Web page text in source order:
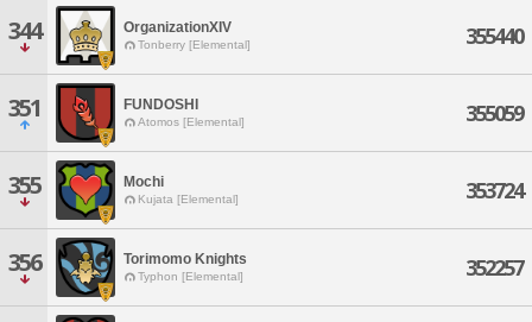
344 OrganizationXIV
Tonberry [Elemental] 355440
351 FUNDOSHI
Atomos [Elemental] 355059
355 Mochi
Kujata [Elemental] 353724
356 Torimomo Knights
Typhon [Elemental] 352257